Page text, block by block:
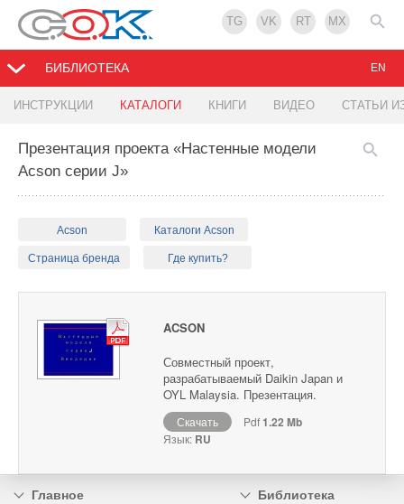
TG VK RT MX
БИБЛИОТЕКА
ИНСТРУКЦИИ КАТАЛОГИ КНИГИ ВИДЕО СТАТЬИ
EN
Презентация проекта «Настенные модели
Acson серии J»
Acson Каталоги Acson
Страница бренда Где купить?
ACSON
Совместный проект,
разрабатываемый Daikin Japan и
OYL Malaysia. Презентация.
Скачать Pdf1.22 Mb
Язык: RU
Главное
Библиотека